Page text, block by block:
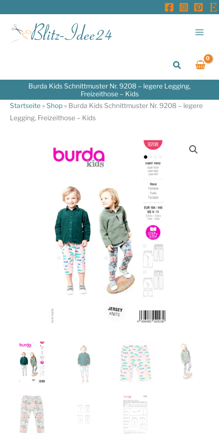
springen
Suchen
Burda Kids Schnittmuster Nr. 9208 – legere Legging,
Freizeithose – Kids
Startseite »Shop » Burda Kids Schnittmuster Nr. 9208 – legere
Legging, Freizeithose – Kids